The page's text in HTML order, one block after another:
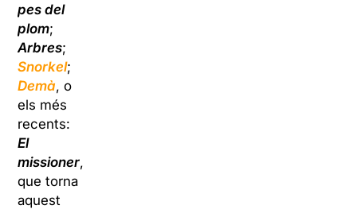
pes del
plom;
Arbres;
Snorkel;
Demà, o
els més
recents:
El
missioner,
que torna
aquest